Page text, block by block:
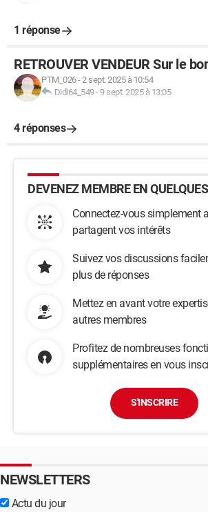
1 réponse
RETROUVER VENDEUR Sur le
PTM_026-2 sept. 2025 à 10:54
Didi64_549-9 sept. 2025 à 13:05
4 réponses
DEVENEZ MEMBRE EN
Connectez-vous simplement
partagent vos intérêts
Suivez vos discussions
plus de réponses
Mettez en avant votre
autres membres
Profitez de nombreuses
supplémentaires en vous
S'INSCRIRE
NEWSLETTERS
Actu du jour